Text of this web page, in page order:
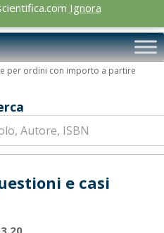
Ignora
per ordini con importo a partire
e casi
Il